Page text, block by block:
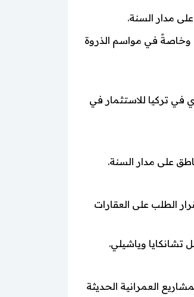
مدار السنة.
وخاصةً في مواسم الذروة
في تركيا للاستثمار في
على مدار السنة.
الطلب على العقارات
تشانكايا وياشيلي.
العمرانية الحديثة